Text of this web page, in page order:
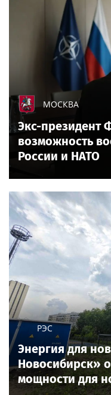
МОСКВА
Экс-президент
возможность
России и НАТО
РЭС
Энергия для
Новосибирск»
мощности для